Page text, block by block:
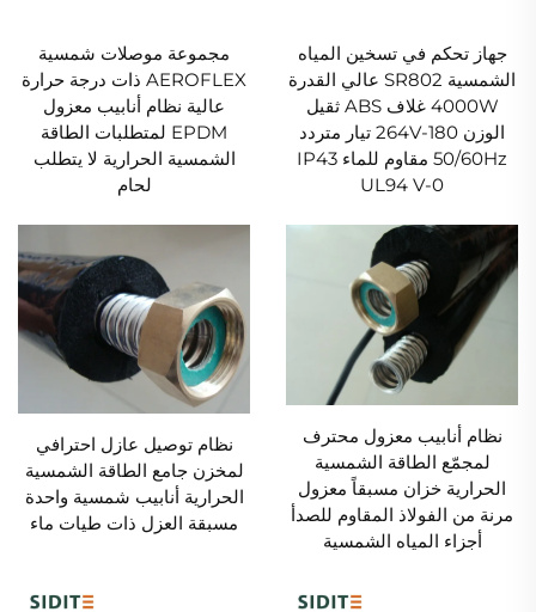
جهاز تحكم في تسخين المياه
الشمسية SR802 عالي القدرة
4000W غلاف ABS ثقيل
الوزن 180-264V تيار متردد
50/60Hz مقاوم للماء IP43
UL94 V-0
مجموعة موصلات شمسية
AEROFLEX ذات درجة حرارة
عالية نظام أنابيب معزول
EPDM لمتطلبات الطاقة
الشمسية الحرارية لا يتطلب
لحام
نظام أنابيب معزول محترف
لمجمّع الطاقة الشمسية
الحرارية خزان مسبقاً معزول
مرنة من الفولاذ المقاوم للصدأ
أجزاء المياه الشمسية
نظام توصيل عازل احترافي
لمخزن جامع الطاقة الشمسية
الحرارية أنابيب شمسية واحدة
مسبقة العزل ذات طيات ماء